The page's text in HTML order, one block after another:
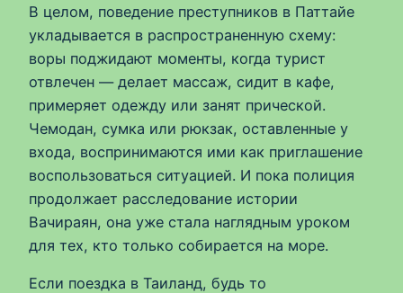
В целом, поведение преступников в Паттайе
укладывается в распространенную схему:
воры поджидают моменты, когда турист
отвлечен — делает массаж, сидит в кафе,
примеряет одежду или занят прической.
Чемодан, сумка или рюкзак, оставленные у
входа, воспринимаются ими как приглашение
воспользоваться ситуацией. И пока полиция
продолжает расследование истории
Вачираян, она уже стала наглядным уроком
для тех, кто только собирается на море.
Если поездка в Таиланд, будь то